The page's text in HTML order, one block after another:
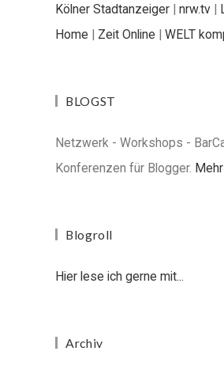
Kölner Stadtanzeiger | nrw.tv |
Home | Zeit Online | WELT
BLOGST
Netzwerk - Workshops -
Konferenzen für Blogger.
Blogroll
Hier lese ich gerne mit...
Archiv